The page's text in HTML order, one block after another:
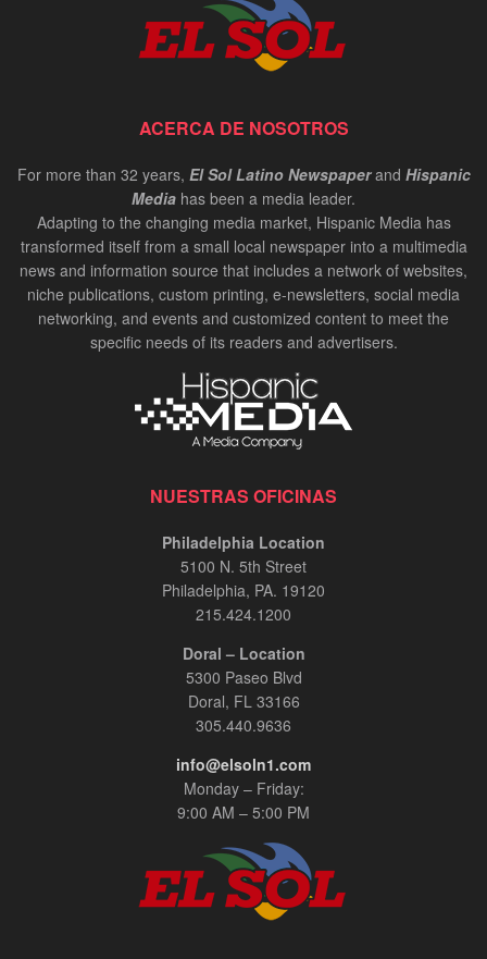
ACERCA DE NOSOTROS
For more than 32 years, El Sol Latino Newspaperand Hispanic
Media has been a media leader.
Adapting to the changing media market, Hispanic Media has
transformed itself from a small local newspaper into a multimedia
news and information source that includes a network of websites,
niche publications, custom printing, e-newsletters, social media
networking, and events and customized content to meet the
specific needs of its readers and advertisers.
NUESTRAS OFICINAS
Philadelphia Location
5100 N. 5th Street
Philadelphia, PA. 19120
215.424.1200
Doral – Location
5300 Paseo Blvd
Doral, FL 33166
305.440.9636
info@elsoln1.com
Monday – Friday:
9:00 AM – 5:00 PM